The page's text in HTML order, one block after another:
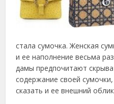
стала сумочка. Женская
и ее наполнение весьма
дамы предпочитают
содержание своей
сказать и ее внешний